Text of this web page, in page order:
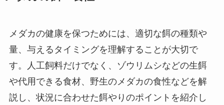
メダカの健康を保つためには、適切な餌の種類や
量、与えるタイミングを理解することが大切で
す。人工飼料だけでなく、ゾウリムシなどの生餌
や代用できる食材、野生のメダカの食性などを解
説し、状況に合わせた餌やりのポイントを紹介し